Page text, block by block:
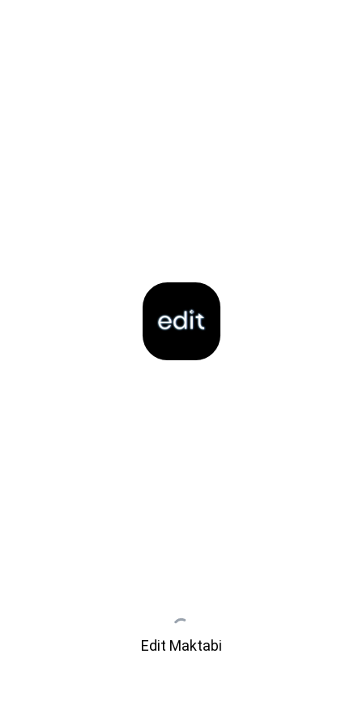
Edit Maktabi